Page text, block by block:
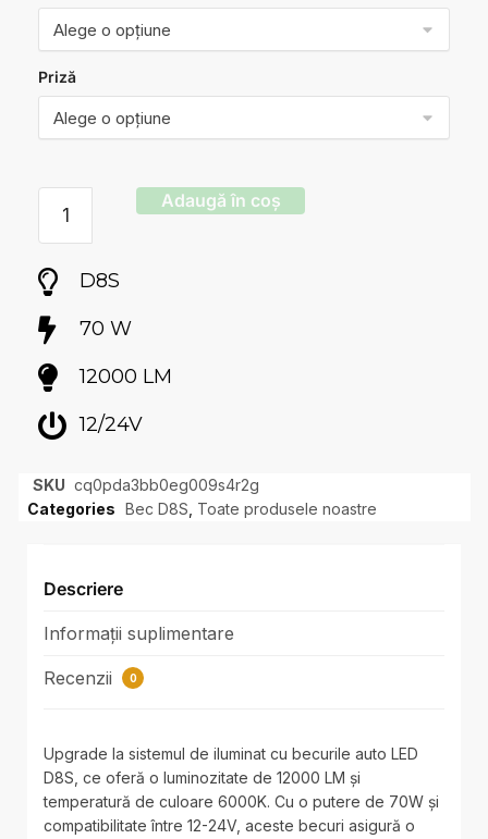
Priză
Adaugă în coș
D8S
70 W
12000 LM
12/24V
SKU cq0pda3bb0eg009s4r2g
Categories Bec D8S Toate produsele noastre
Descriere
Informații suplimentare
Recenzii 0
Upgrade la sistemul de iluminat cu becurile auto LED
D8S, ce oferă o luminozitate de 12000 LM și
temperatură de culoare 6000K. Cu o putere de 70W și
compatibilitate între 12-24V, aceste becuri asigură o